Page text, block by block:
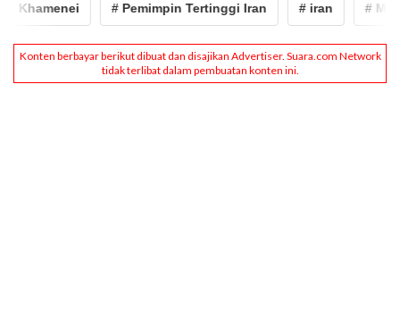
# Pemimpin Tertinggi Iran # iran #